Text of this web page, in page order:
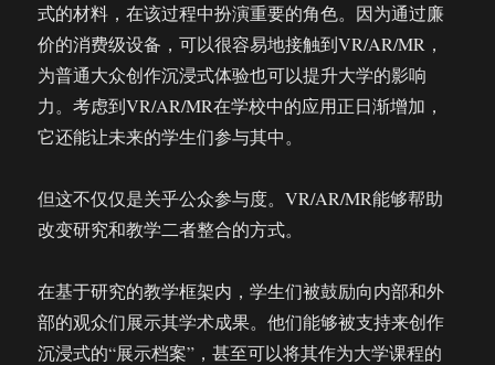
式的材料，在该过程中扮演重要的角色。因为通过廉
价的消费级设备，可以很容易地接触到VR/AR/MR，
为普通大众创作沉浸式体验也可以提升大学的影响
力。考虑到VR/AR/MR在学校中的应用正日渐增加，
它还能让未来的学生们参与其中。
但这不仅仅是关乎公众参与度。VR/AR/MR能够帮助
改变研究和教学二者整合的方式。
在基于研究的教学框架内，学生们被鼓励向内部和外
部的观众们展示其学术成果。他们能够被支持来创作
沉浸式的“展示档案”，甚至可以将其作为大学课程的